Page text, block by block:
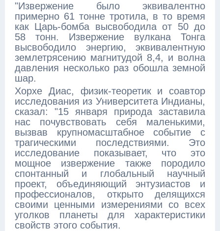
"Извержение было эквивалентно
примерно 61 тонне тротила, в то время
как Царь-бомба высвободила от 50 до
58 тонн. Извержение вулкана Тонга
высвободило энергию, эквивалентную
землетрясению магнитудой 8,4, и волна
давления несколько раз обошла земной
шар.
Хорхе Диас, физик-теоретик и соавтор
исследования из Университета Индианы,
сказал: "15 января природа заставила
нас почувствовать себя маленькими,
вызвав крупномасштабное событие с
трагическими последствиями. Это
исследование показывает, что это
мощное извержение также породило
спонтанный и глобальный научный
проект, объединяющий энтузиастов и
профессионалов, открыто делящихся
своими ценными измерениями со всех
уголков планеты для характеристики
свойств этого события.